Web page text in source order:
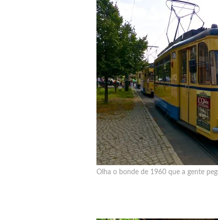
Olha o bonde de 1960 que a gente